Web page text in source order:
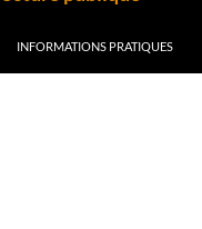
INFORMATIONS PRATIQUES